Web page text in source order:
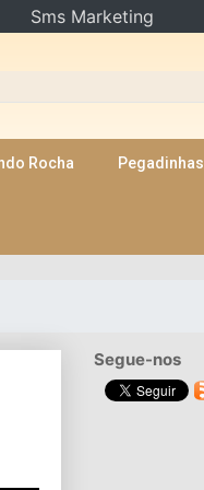
Rocha Pegadinhas
Segue-nos
Sms Marketing